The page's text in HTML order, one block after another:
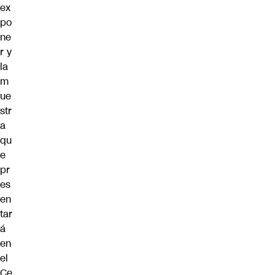
ex
po
ne
r y
la
m
ue
str
a
qu
e
pr
es
en
tar
á
en
el